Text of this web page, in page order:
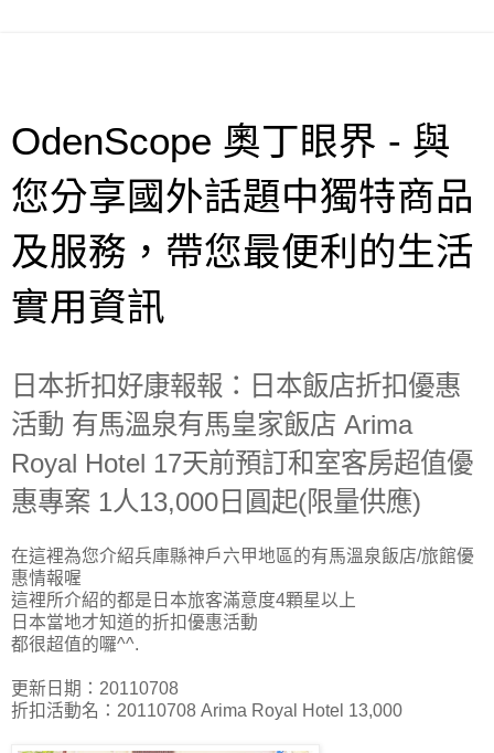
OdenScope 奧丁眼界 - 與
您分享國外話題中獨特商品
及服務，帶您最便利的生活
實用資訊
日本折扣好康報報：日本飯店折扣優惠
活動 有馬溫泉有馬皇家飯店 Arima
Royal Hotel 17天前預訂和室客房超值優
惠專案 1人13,000日圓起(限量供應)
在這裡為您介紹兵庫縣神戶六甲地區的有馬溫泉飯店/旅館優
惠情報喔
這裡所介紹的都是日本旅客滿意度4顆星以上
日本當地才知道的折扣優惠活動
都很超值的囉^^.
更新日期：20110708
折扣活動名：20110708 Arima Royal Hotel 13,000